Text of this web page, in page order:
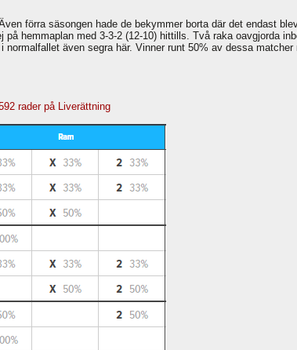
förra säsongen hade de bekymmer borta där det endast
på hemmaplan med 3-3-2 (12-10) hittills. Två raka oavgjorda
normalfallet även segra här. Vinner runt 50% av dessa
rader på Liverättning